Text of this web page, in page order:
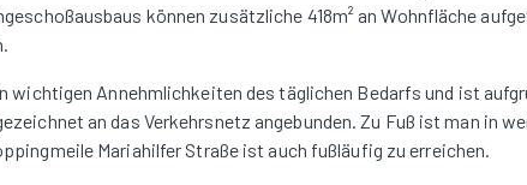
können zusätzliche 418m² an Wohnfläche
wichtigen Annehmlichkeiten des täglichen Bedarfs und ist
an das Verkehrsnetz angebunden. Zu Fuß ist man in
Mariahilfer Straße ist auch fußläufig zu erreichen.